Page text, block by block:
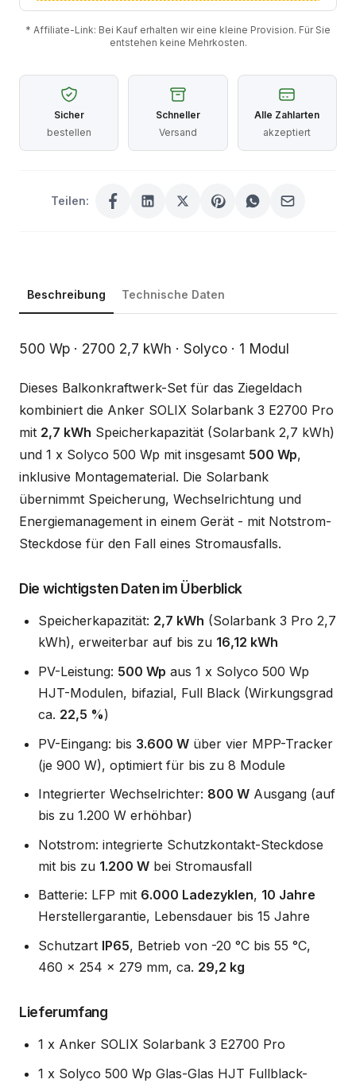
* Affiliate-Link: Bei Kauf erhalten wir eine kleine Provision. Für Sie
entstehen keine Mehrkosten.
Sicher
bestellen
Schneller
Versand
Alle Zahlarten
akzeptiert
Teilen:
Beschreibung Technische Daten
Beschreibung
500 Wp · 2700 2,7 kWh · Solyco · 1 Modul
Dieses Balkonkraftwerk-Set für das Ziegeldach
kombiniert die Anker SOLIX Solarbank 3 E2700 Pro
mit 2,7 kWh Speicherkapazität (Solarbank 2,7 kWh)
und 1 x Solyco 500 Wp mit insgesamt 500 Wp,
inklusive Montagematerial. Die Solarbank
übernimmt Speicherung, Wechselrichtung und
Energiemanagement in einem Gerät - mit Notstrom-
Steckdose für den Fall eines Stromausfalls.
Die wichtigsten Daten im Überblick
Speicherkapazität: 2,7 kWh (Solarbank 3 Pro 2,7
kWh), erweiterbar auf bis zu 16,12 kWh
PV-Leistung: 500 Wp aus 1 x Solyco 500 Wp
HJT-Modulen, bifazial, Full Black (Wirkungsgrad
ca. 22,5 %)
PV-Eingang: bis 3.600 W über vier MPP-Tracker
(je 900 W), optimiert für bis zu 8 Module
Integrierter Wechselrichter: 800 W Ausgang (auf
bis zu 1.200 W erhöhbar)
Notstrom: integrierte Schutzkontakt-Steckdose
mit bis zu 1.200 W bei Stromausfall
Batterie: LFP mit 6.000 Ladezyklen, 10 Jahre
Herstellergarantie, Lebensdauer bis 15 Jahre
Schutzart IP65, Betrieb von -20 °C bis 55 °C,
460 x 254 x 279 mm, ca. 29,2 kg
Lieferumfang
1 x Anker SOLIX Solarbank 3 E2700 Pro
1 x Solyco 500 Wp Glas-Glas HJT Fullblack-